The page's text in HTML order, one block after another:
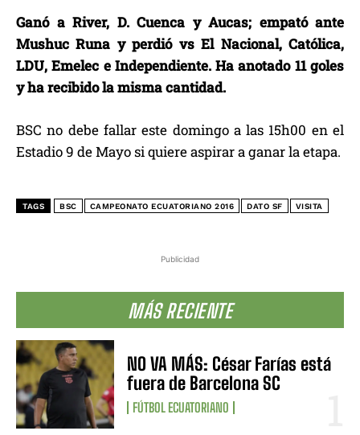
Publicidad
MÁS RECIENTE
NO VA MÁS: César Farías está
fuera de Barcelona SC
FÚTBOL ECUATORIANO
Ganó a River, D. Cuenca y Aucas; empató ante
Mushuc Runa y perdió vs El Nacional, Católica,
LDU, Emelec e Independiente. Ha anotado 11 goles
y ha recibido la misma cantidad.
BSC no debe fallar este domingo a las 15h00 en el
Estadio 9 de Mayo si quiere aspirar a ganar la etapa.
TAGS BSC CAMPEONATO ECUATORIANO 2016 DATO SF VISITA